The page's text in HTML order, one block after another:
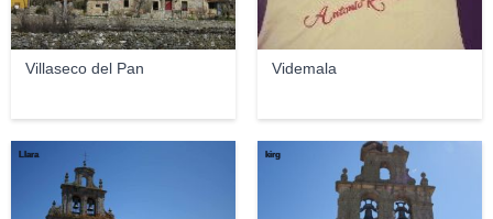
Villaseco del Pan Videmala
Llara kirg